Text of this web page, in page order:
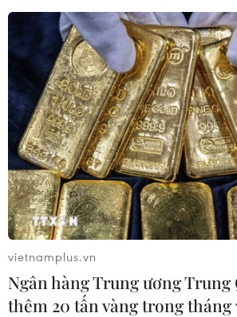
vietnamplus.vn
Ngân hàng Trung ương Trung
thêm 20 tấn vàng trong tháng